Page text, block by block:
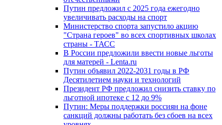
Путин предложил с 2025 года ежегодно
увеличивать расходы на спорт
Министерство спорта запустило акцию
"Страна героев" во всех спортивных школах
страны - ТАСС
В России предложили ввести новые льготы
для матерей - Lenta.ru
Путин объявил 2022-2031 годы в РФ
Десятилетием науки и технологий
Президент РФ предложил снизить ставку по
льготной ипотеке с 12 до 9%
Путин: Меры поддержки россиян на фоне
санкций должны работать без сбоев на всех